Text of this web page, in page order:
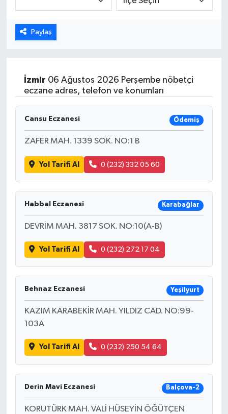
Paylaş
İzmir 06 Ağustos 2026 Perşembe nöbetçi
eczane adres, telefon ve konumları
Cansu Eczanesi Ödemiş
ZAFER MAH. 1339 SOK. NO:1 B
Yol Tarifi Al 0 (232) 332 05 60
Habbal Eczanesi Karabağlar
DEVRİM MAH. 3817 SOK. NO:10(A-B)
Yol Tarifi Al 0 (232) 272 17 04
Behnaz Eczanesi Yeşilyurt
KAZIM KARABEKİR MAH. YILDIZ CAD. NO:99-
103A
Yol Tarifi Al 0 (232) 250 54 64
Derin Mavi Eczanesi Balçova-2
KORUTÜRK MAH. VALİ HÜSEYİN ÖĞÜTÇEN
Emet
Foto Galeri
Genel
Gündem
Hisarcık
İlçeler
Köşe Yazıları
Magazin
Otomobil
Pazarlar